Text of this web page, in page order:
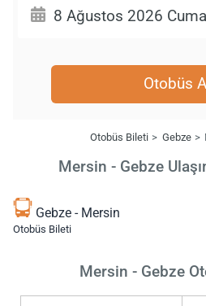
Otobüs
Otobüs Bileti Gebze
Mersin - Gebze
Gebze - Mersin
Otobüs Bileti
Mersin - Gebze